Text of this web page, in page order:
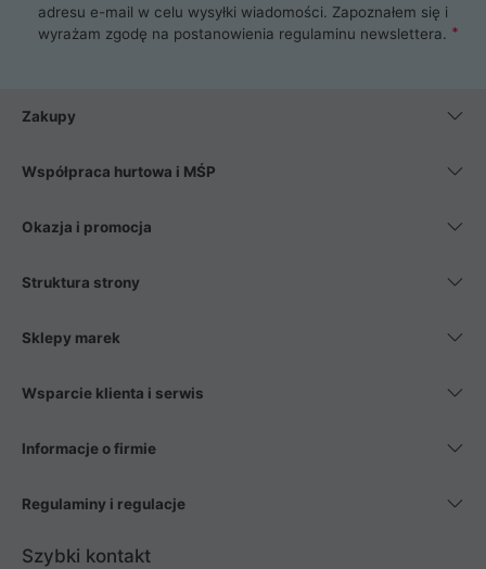
adresu e-mail w celu wysyłki wiadomości. Zapoznałem się i
wyrażam zgodę na postanowienia regulaminu newslettera.
Zakupy
Współpraca hurtowa i MŚP
Okazja i promocja
Struktura strony
Sklepy marek
Wsparcie klienta i serwis
Informacje o firmie
Regulaminy i regulacje
Szybki kontakt